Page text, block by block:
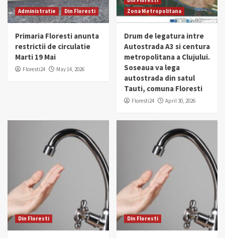
Administratie Din Floresti
Primaria Floresti anunta
restrictii de circulatie
Marti 19 Mai
Floresti24 May 14, 2026
Zona Metropolitana
Drum de legatura intre
Autostrada A3 si centura
metropolitana a Clujului.
Soseaua va lega
autostrada din satul
Tauti, comuna Floresti
Floresti24 April 30, 2026
Din Floresti Din Floresti